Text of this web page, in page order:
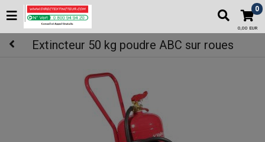
0
0,00 EUR
Extincteur 50 kg poudre ABC sur roues